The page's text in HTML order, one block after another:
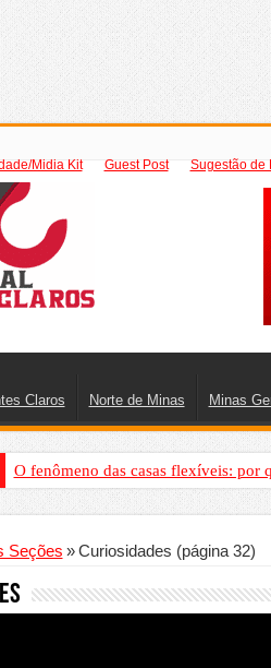
Midia Kit Guest Post Sugestão de
Claros Norte de Minas Minas
O fenômeno das casas flexíveis: por
Criador de Sites ou VPS: como
Conheça a melhor empresa de
Mais da metade dos trabalhadores
Seções » Curiosidades (página 32)